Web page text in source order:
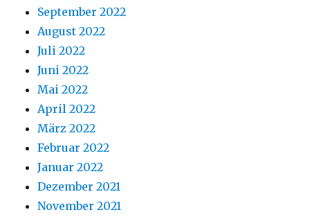
September 2022
August 2022
Juli 2022
Juni 2022
Mai 2022
April 2022
März 2022
Februar 2022
Januar 2022
Dezember 2021
November 2021